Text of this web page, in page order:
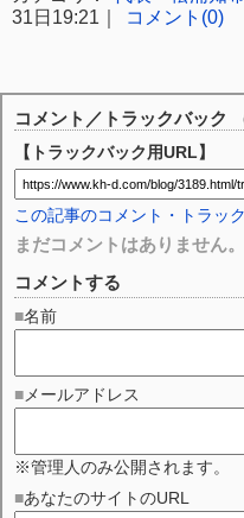
31日19:21｜
コメント(0)
コメント／トラックバック
【トラックバック用URL】
この記事のコメント・トラッ
まだコメントはありません。
コメントする
■名前
■メールアドレス
※管理人のみ公開されます。
■あなたのサイトのURL